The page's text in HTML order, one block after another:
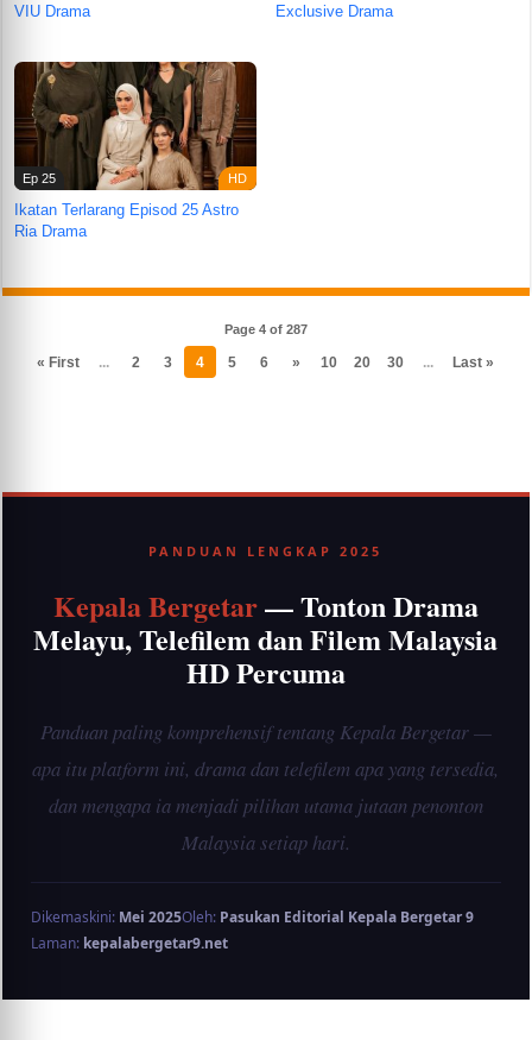
VIU Drama
Exclusive Drama
Ep 25
Ikatan Terlarang Episod 25 Astro
Ria Drama
Page 4 of 287
« First ... 2 3 4 5 6 » 10 20 30 ... Last »
PANDUAN LENGKAP 2025
Kepala Bergetar— Tonton Drama
Melayu, Telefilem dan Filem Malaysia
HD Percuma
Panduan paling komprehensif tentang Kepala Bergetar —
apa itu platform ini, drama dan telefilem apa yang tersedia,
dan mengapa ia menjadi pilihan utama jutaan penonton
Malaysia setiap hari.
Dikemaskini: Mei 2025Oleh: Pasukan Editorial Kepala Bergetar 9
Laman: kepalabergetar9.net